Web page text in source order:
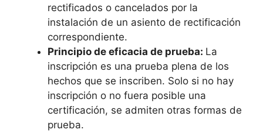
rectificados o cancelados por la
instalación de un asiento de rectificación
correspondiente.
Principio de eficacia de prueba: La
inscripción es una prueba plena de los
hechos que se inscriben. Solo si no hay
inscripción o no fuera posible una
certificación, se admiten otras formas de
prueba.